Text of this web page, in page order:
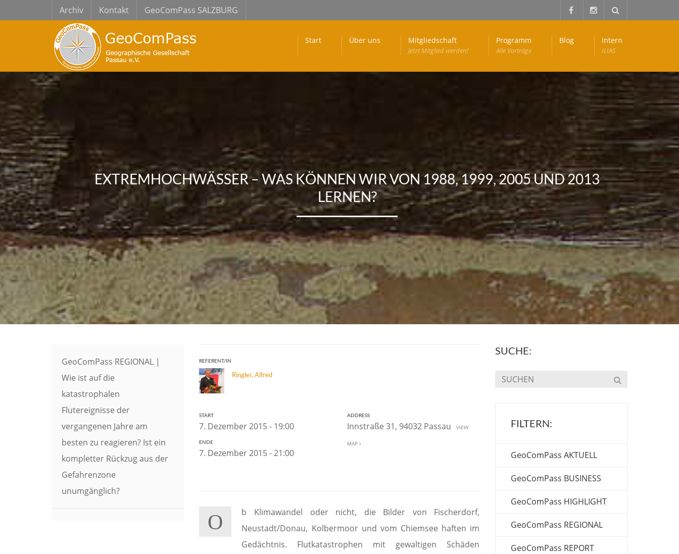
Archiv Kontakt GeoComPass SALZBURG
Start Über uns Mitgliedschaft
Jetzt Mitglied werden!
Programm
Alle Vorträge
Blog Intern
ILIAS
EXTREMHOCHWÄSSER – WAS KÖNNEN WIR VON 1988, 1999, 2005 UND 2013
LERNEN?
GeoComPass REGIONAL |
Wie ist auf die
katastrophalen
Flutereignisse der
vergangenen Jahre am
besten zu reagieren? Ist ein
kompletter Rückzug aus der
Gefahrenzone
unumgänglich?
REFERENT/IN
Ringler, Alfred
START
7. Dezember 2015 - 19:00
ENDE
7. Dezember 2015 - 21:00
ADDRESS
Innstraße 31, 94032 Passau VIEW
MAP
O
b Klimawandel oder nicht, die Bilder von Fischerdorf,
Neustadt/Donau, Kolbermoor und vom Chiemsee haften im
Gedächtnis. Flutkatastrophen mit gewaltigen Schäden
SUCHE:
FILTERN:
GeoComPass AKTUELL
GeoComPass BUSINESS
GeoComPass HIGHLIGHT
GeoComPass REGIONAL
GeoComPass REPORT